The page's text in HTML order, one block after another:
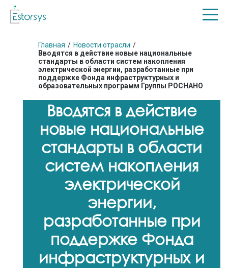
Главная / Новости отрасли /
Вводятся в действие новые национальные
стандарты в области систем накопления
электрической энергии, разработанные при
поддержке Фонда инфраструктурных и
образовательных программ Группы РОСНАНО
Вводятся в действие
новые национальные
стандарты в области
систем накопления
электрической
энергии,
разработанные при
поддержке Фонда
инфраструктурных и